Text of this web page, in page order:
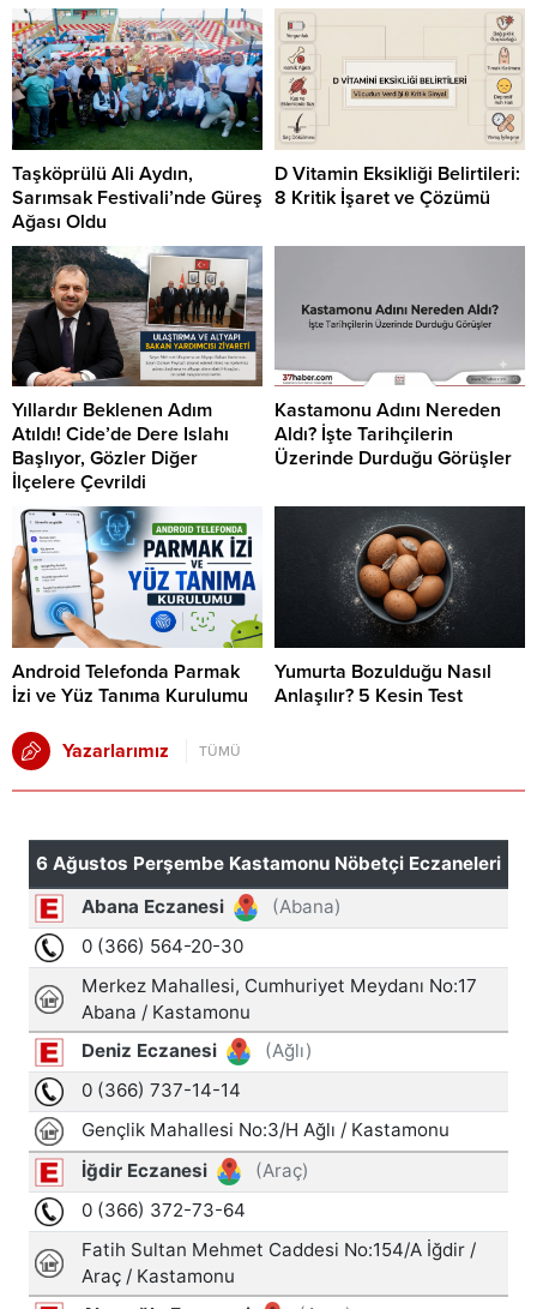
Taşköprülü Ali Aydın,
Sarımsak Festivali’nde Güreş
Ağası Oldu
D Vitamin Eksikliği Belirtileri:
8 Kritik İşaret ve Çözümü
Yıllardır Beklenen Adım
Atıldı! Cide’de Dere Islahı
Başlıyor, Gözler Diğer
İlçelere Çevrildi
Kastamonu Adını Nereden
Aldı? İşte Tarihçilerin
Üzerinde Durduğu Görüşler
Android Telefonda Parmak
İzi ve Yüz Tanıma Kurulumu
Yumurta Bozulduğu Nasıl
Anlaşılır? 5 Kesin Test
Yazarlarımız TÜMÜ